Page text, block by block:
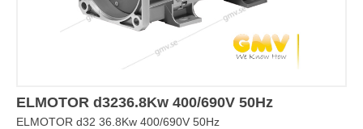
ELMOTOR d3236.8Kw 400/690V 50Hz
ELMOTOR d32 36.8Kw 400/690V 50Hz